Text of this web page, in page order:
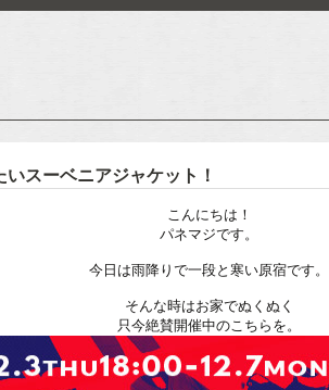
スーベニアジャケット！
こんにちは！
パネマジです。
今日は雨降りで一段と寒い原宿です。
そんな時はお家でぬくぬく
只今絶賛開催中のこちらを。